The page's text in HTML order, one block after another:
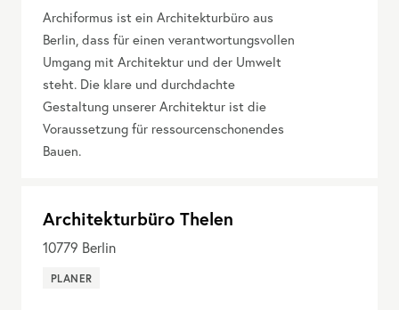
Archiformus ist ein Architekturbüro aus
Berlin, dass für einen verantwortungsvollen
Umgang mit Architektur und der Umwelt
steht. Die klare und durchdachte
Gestaltung unserer Architektur ist die
Voraussetzung für ressourcenschonendes
Bauen.
Architekturbüro Thelen
10779 Berlin
PLANER